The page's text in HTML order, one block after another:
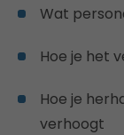
Wat
Hoe je het
Hoe je
verhoogt